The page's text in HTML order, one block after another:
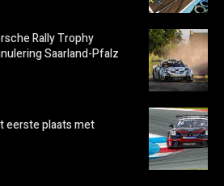
Rally Trophy
Saarland-Pfalz
eerste plaats met